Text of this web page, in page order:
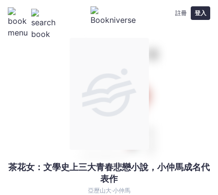
註冊 登入
茶
茶花女：文學史上三大青春悲戀小說，小仲馬成名代
表作
亞歷山大‧小仲馬